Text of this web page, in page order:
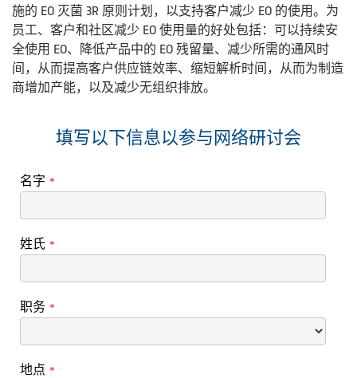
施的 EO 灭菌 3R 原则计划，以支持客户减少 EO 的使用。为
员工、客户和社区减少 EO 使用量的好处包括：可以持续安
全使用 EO、降低产品中的 EO 残留量、减少所需的通风时
间，从而提高客户供应链效率、缩短解析时间，从而为制造
商增加产能，以及减少无组织排放。
填写以下信息以参与网络研讨会
名字 *
姓氏 *
职务 *
地点 *